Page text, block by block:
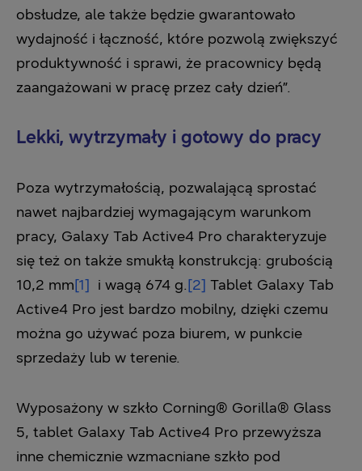
obsłudze, ale także będzie gwarantowało
wydajność i łączność, które pozwolą zwiększyć
produktywność i sprawi, że pracownicy będą
zaangażowani w pracę przez cały dzień”.
Lekki, wytrzymały i gotowy do pracy
Poza wytrzymałością, pozwalającą sprostać
nawet najbardziej wymagającym warunkom
pracy, Galaxy Tab Active4 Pro charakteryzuje
się też on także smukłą konstrukcją: grubością
10,2 mm[1] i wagą 674 g.[2] Tablet Galaxy Tab
Active4 Pro jest bardzo mobilny, dzięki czemu
można go używać poza biurem, w punkcie
sprzedaży lub w terenie.
Wyposażony w szkło Corning® Gorilla® Glass
5, tablet Galaxy Tab Active4 Pro przewyższa
inne chemicznie wzmacniane szkło pod